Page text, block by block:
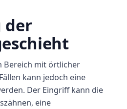
der
Bereich mit örtlicher
kann jedoch eine
Der Eingriff kann die
eine